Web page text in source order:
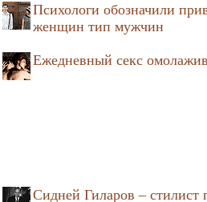
Психологи обозначили
женщин тип мужчин
Ежедневный секс
Сидней Гиларов – стилист